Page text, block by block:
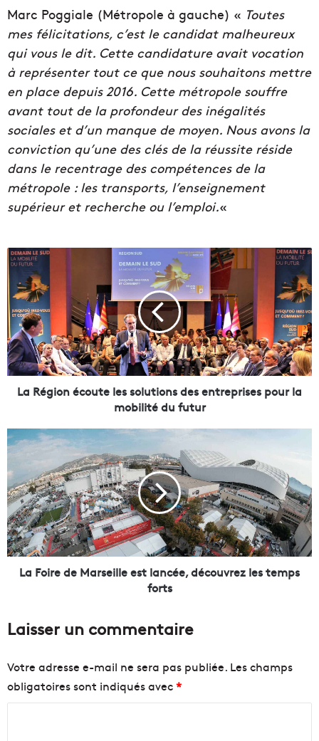
Marc Poggiale (Métropole à gauche) « Toutes
mes félicitations, c’est le candidat malheureux
qui vous le dit. Cette candidature avait vocation
à représenter tout ce que nous souhaitons mettre
en place depuis 2016. Cette métropole souffre
avant tout de la profondeur des inégalités
sociales et d’un manque de moyen. Nous avons la
conviction qu’une des clés de la réussite réside
dans le recentrage des compétences de la
métropole : les transports, l’enseignement
supérieur et recherche ou l’emploi.«
L
a
R
é
g
i
o
n
é
t
e
e
s
s
o
l
u
s
e
n
La Région écoute les solutions des entreprises pour la
mobilité du futur
L
a
o
i
r
e
d
e
e
l
l
e
e
La Foire de Marseille est lancée, découvrez les temps
forts
Laisser un commentaire
Votre adresse e-mail ne sera pas publiée. Les champs
obligatoires sont indiqués avec*